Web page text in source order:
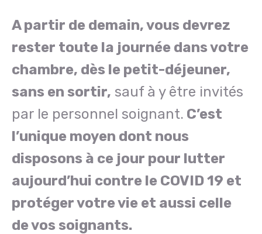
A partir de demain, vous devrez
rester toute la journée dans votre
chambre, dès le petit-déjeuner,
sans en sortir, sauf à y être invités
par le personnel soignant. C’est
l’unique moyen dont nous
disposons à ce jour pour lutter
aujourd’hui contre le COVID 19 et
protéger votre vie et aussi celle
de vos soignants.